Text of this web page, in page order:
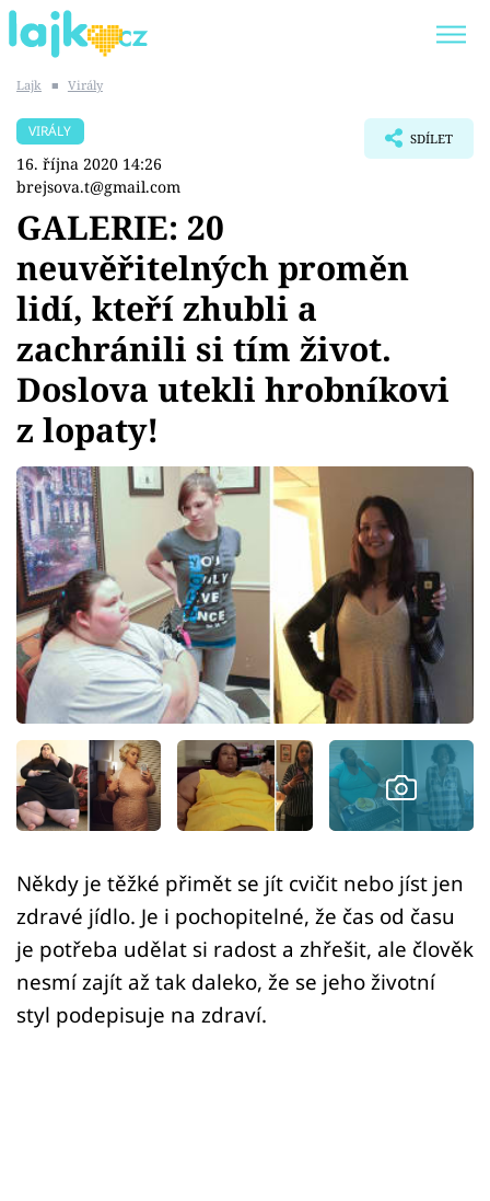
SHOPAHOLICADEL
Témata
Showbyznys
Youtubeři
Virály
Sex a vztahy
Videa
Sledujte prima+
Přihlášení
Sledujte nás
Lajk ■ Virály
VIRÁLY
16. října 2020 14:26
brejsova.t@gmail.com
SDÍLET
GALERIE: 20
neuvěřitelných proměn
lidí, kteří zhubli a
zachránili si tím život.
Doslova utekli hrobníkovi
z lopaty!
Někdy je těžké přimět se jít cvičit nebo jíst jen
zdravé jídlo. Je i pochopitelné, že čas od času
je potřeba udělat si radost a zhřešit, ale člověk
nesmí zajít až tak daleko, že se jeho životní
styl podepisuje na zdraví.